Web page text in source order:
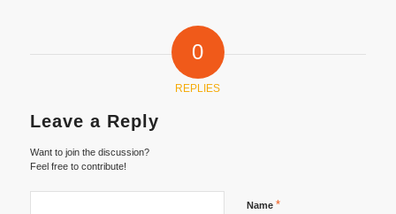
0
REPLIES
Leave a Reply
Want to join the discussion?
Feel free to contribute!
Name *